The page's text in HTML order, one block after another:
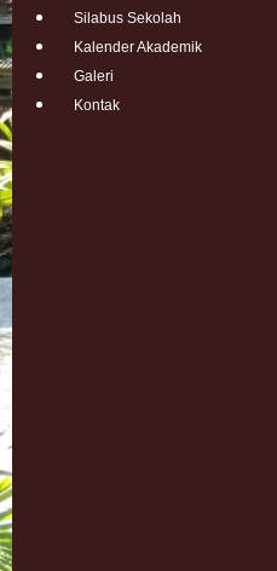
Silabus Sekolah
Kalender Akademik
Galeri
Kontak